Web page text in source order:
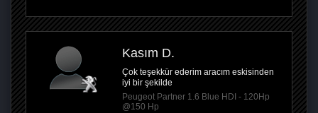
Kasım D.
Çok teşekkür ederim aracım eskisinden
iyi bir şekilde
Peugeot Partner 1.6 Blue HDI - 120Hp
@150 Hp